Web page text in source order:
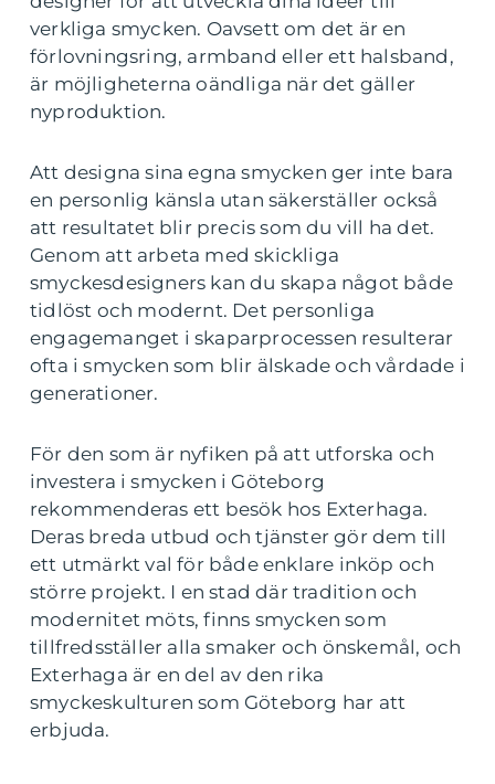
verkliga smycken. Oavsett om det är en
förlovningsring, armband eller ett halsband,
är möjligheterna oändliga när det gäller
nyproduktion.
Att designa sina egna smycken ger inte bara
en personlig känsla utan säkerställer också
att resultatet blir precis som du vill ha det.
Genom att arbeta med skickliga
smyckesdesigners kan du skapa något både
tidlöst och modernt. Det personliga
engagemanget i skaparprocessen resulterar
ofta i smycken som blir älskade och vårdade i
generationer.
För den som är nyfiken på att utforska och
investera i smycken i Göteborg
rekommenderas ett besök hos Exterhaga.
Deras breda utbud och tjänster gör dem till
ett utmärkt val för både enklare inköp och
större projekt. I en stad där tradition och
modernitet möts, finns smycken som
tillfredsställer alla smaker och önskemål, och
Exterhaga är en del av den rika
smyckeskulturen som Göteborg har att
erbjuda.